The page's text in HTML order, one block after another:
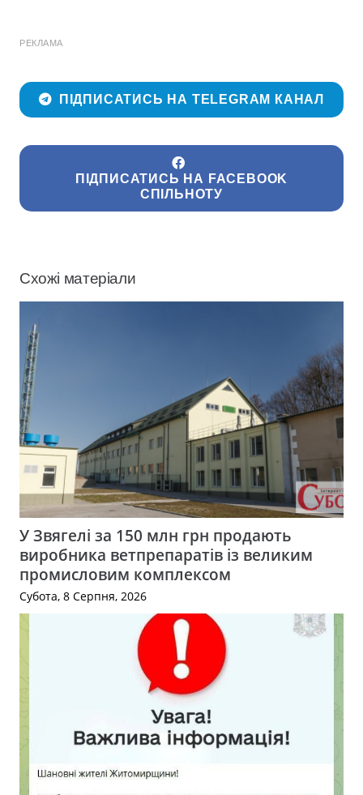
РЕКЛАМА
ПІДПИСАТИСЬ НА TELEGRAM КАНАЛ
ПІДПИСАТИСЬ НА FACEBOOK
СПІЛЬНОТУ
Схожі матеріали
У Звягелі за 150 млн грн продають
виробника ветпрепаратів із великим
промисловим комплексом
Субота, 8 Серпня, 2026